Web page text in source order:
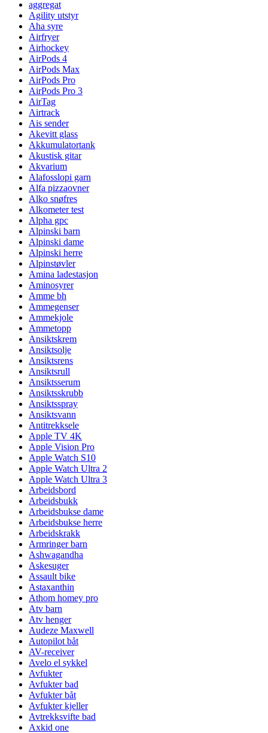
aggregat
Agility utstyr
Aha syre
Airfryer
Airhockey
AirPods 4
AirPods Max
AirPods Pro
AirPods Pro 3
AirTag
Airtrack
Ais sender
Akevitt glass
Akkumulatortank
Akustisk gitar
Akvarium
Alafosslopi garn
Alfa pizzaovner
Alko snøfres
Alkometer test
Alpha gpc
Alpinski barn
Alpinski dame
Alpinski herre
Alpinstøvler
Amina ladestasjon
Aminosyrer
Amme bh
Ammegenser
Ammekjole
Ammetopp
Ansiktskrem
Ansiktsolje
Ansiktsrens
Ansiktsrull
Ansiktsserum
Ansiktsskrubb
Ansiktsspray
Ansiktsvann
Antitrekksele
Apple TV 4K
Apple Vision Pro
Apple Watch S10
Apple Watch Ultra 2
Apple Watch Ultra 3
Arbeidsbord
Arbeidsbukk
Arbeidsbukse dame
Arbeidsbukse herre
Arbeidskrakk
Armringer barn
Ashwagandha
Askesuger
Assault bike
Astaxanthin
Athom homey pro
Atv barn
Atv henger
Audeze Maxwell
Autopilot båt
AV-receiver
Avelo el sykkel
Avfukter
Avfukter bad
Avfukter båt
Avfukter kjeller
Avtrekksvifte bad
Axkid one